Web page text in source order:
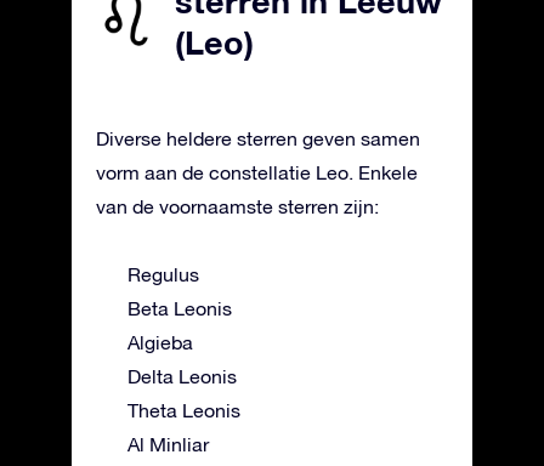
(Leo)
Diverse heldere sterren geven samen
vorm aan de constellatie Leo. Enkele
van de voornaamste sterren zijn:
Regulus
Beta Leonis
Algieba
Delta Leonis
Theta Leonis
Al Minliar